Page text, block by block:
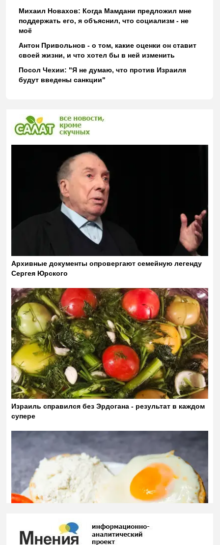
Михаил Новахов: Когда Мамдани предложил мне
поддержать его, я объяснил, что социализм - не
моё
Антон Привольнов - о том, какие оценки он ставит
своей жизни, и что хотел бы в ней изменить
Посол Чехии: "Я не думаю, что против Израиля
будут введены санкции"